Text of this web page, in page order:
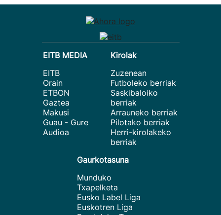
EITB MEDIA
EITB
Orain
ETBON
Gaztea
Makusi
Guau - Gure
Audioa
Kirolak
Zuzenean
Futboleko berriak
Saskibaloiko
berriak
Arrauneko berriak
Pilotako berriak
Herri-kirolakeko
berriak
Gaurkotasuna
Munduko
Txapelketa
Eusko Label Liga
Euskotren Liga